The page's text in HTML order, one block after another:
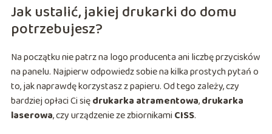
Jak ustalić, jakiej drukarki do domu
potrzebujesz?
Na początku nie patrz na logo producenta ani liczbę przycisków
na panelu. Najpierw odpowiedz sobie na kilka prostych pytań o
to, jak naprawdę korzystasz z papieru. Od tego zależy, czy
bardziej opłaci Ci siędrukarka atramentowa,drukarka
laserowa, czy urządzenie ze zbiornikami CISS.